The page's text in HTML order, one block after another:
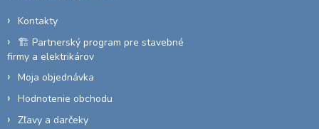
v
Kontakty
🏗️ Partnerský program pre stavebné
firmy a elektrikárov
Moja objednávka
Hodnotenie obchodu
Zľavy a darčeky